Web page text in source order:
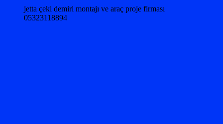
jetta çeki demiri montajı ve araç proje firması
05323118894